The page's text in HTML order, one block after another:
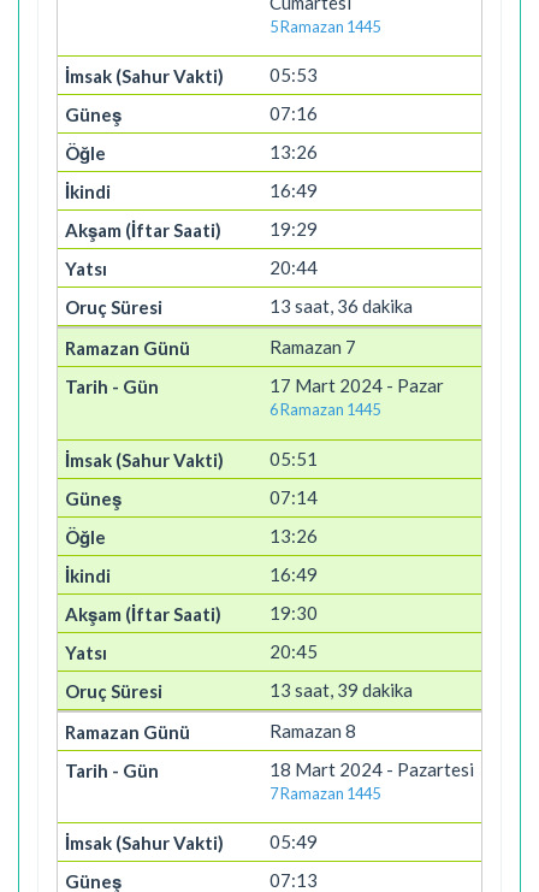
5 Ramazan 1445
05:53
07:16
13:26
16:49
19:29
20:44
13 saat, 36 dakika
Ramazan 7
17 Mart 2024 - Pazar
6 Ramazan 1445
05:51
07:14
13:26
16:49
19:30
20:45
13 saat, 39 dakika
Ramazan 8
18 Mart 2024 - Pazartesi
7 Ramazan 1445
05:49
07:13